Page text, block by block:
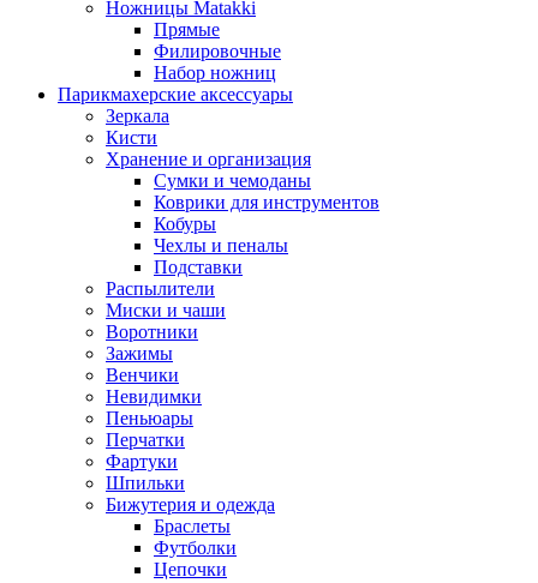
Ножницы Matakki
Прямые
Филировочные
Набор ножниц
Парикмахерские аксессуары
Зеркала
Кисти
Хранение и организация
Сумки и чемоданы
Коврики для инструментов
Кобуры
Чехлы и пеналы
Подставки
Распылители
Миски и чаши
Воротники
Зажимы
Венчики
Невидимки
Пеньюары
Перчатки
Фартуки
Шпильки
Бижутерия и одежда
Браслеты
Футболки
Цепочки